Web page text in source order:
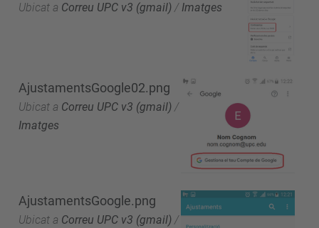
Ubicat a Correu UPC v3 (gmail) / Imatges
AjustamentsGoogle02.png
Ubicat a Correu UPC v3 (gmail) /
Imatges
AjustamentsGoogle.png
Ubicat a Correu UPC v3 (gmail) /